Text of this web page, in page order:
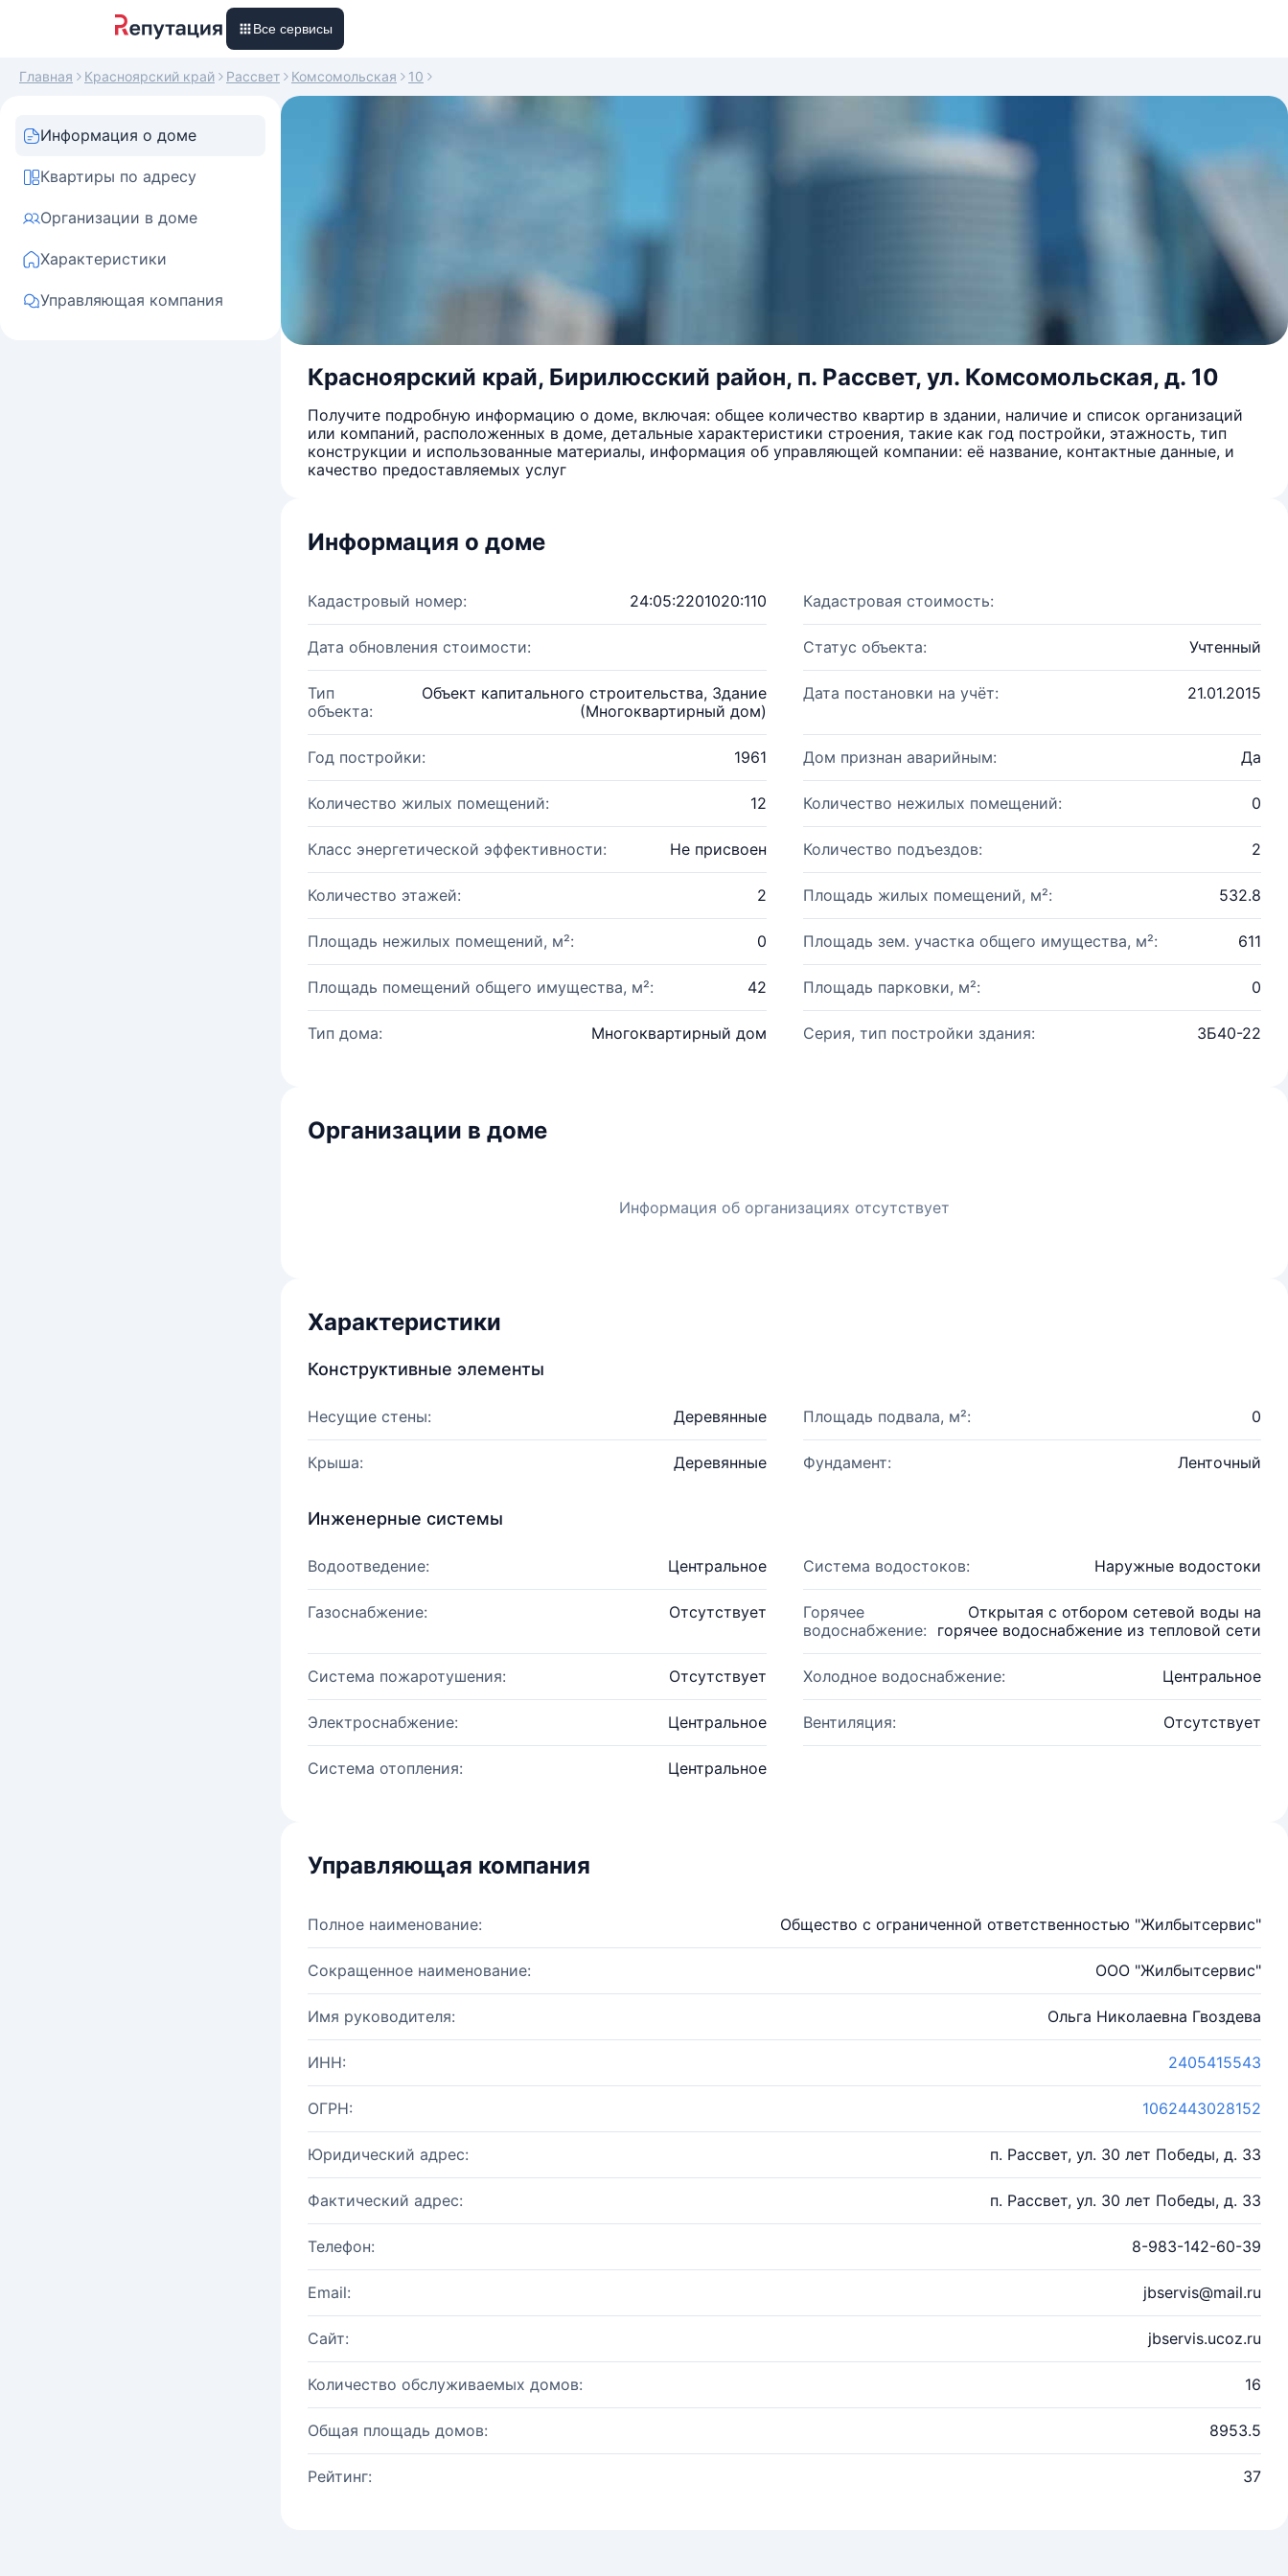
Все сервисы
Главная Красноярский край Рассвет Комсомольская 10
Информация о доме
Квартиры по адресу
Организации в доме
Характеристики
Управляющая компания
Красноярский край, Бирилюсский район, п. Рассвет, ул. Комсомольская, д. 10
Получите подробную информацию о доме, включая: общее количество квартир в здании, наличие и список организаций
или компаний, расположенных в доме, детальные характеристики строения, такие как год постройки, этажность, тип
конструкции и использованные материалы, информация об управляющей компании: её название, контактные данные, и
качество предоставляемых услуг
Информация о доме
Кадастровый номер: 24:05:2201020:110 Кадастровая стоимость:
Дата обновления стоимости: Статус объекта: Учтенный
Тип
объекта:
Объект капитального строительства, Здание
(Многоквартирный дом)
Дата постановки на учёт: 21.01.2015
Год постройки: 1961 Дом признан аварийным: Да
Количество жилых помещений: 12 Количество нежилых помещений: 0
Класс энергетической эффективности: Не присвоен Количество подъездов: 2
Количество этажей: 2 Площадь жилых помещений, м²: 532.8
Площадь нежилых помещений, м²: 0 Площадь зем. участка общего имущества, м²: 611
Площадь помещений общего имущества, м²: 42 Площадь парковки, м²: 0
Тип дома: Многоквартирный дом Серия, тип постройки здания: 3Б40-22
Организации в доме
Информация об организациях отсутствует
Характеристики
Конструктивные элементы
Несущие стены: Деревянные Площадь подвала, м²: 0
Крыша: Деревянные Фундамент: Ленточный
Инженерные системы
Водоотведение: Центральное Система водостоков: Наружные водостоки
Газоснабжение: Отсутствует
Горячее
водоснабжение:
Открытая с отбором сетевой воды на
горячее водоснабжение из тепловой сети
Система пожаротушения: Отсутствует Холодное водоснабжение: Центральное
Электроснабжение: Центральное Вентиляция: Отсутствует
Система отопления: Центральное
Управляющая компания
Полное наименование: Общество с ограниченной ответственностью "Жилбытсервис"
Сокращенное наименование: ООО "Жилбытсервис"
Имя руководителя: Ольга Николаевна Гвоздева
ИНН: 2405415543
ОГРН: 1062443028152
Юридический адрес: п. Рассвет, ул. 30 лет Победы, д. 33
Фактический адрес: п. Рассвет, ул. 30 лет Победы, д. 33
Телефон: 8-983-142-60-39
Email: jbservis@mail.ru
Сайт: jbservis.ucoz.ru
Количество обслуживаемых домов: 16
Общая площадь домов: 8953.5
Рейтинг: 37